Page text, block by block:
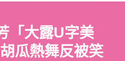
「大露U字美
瓜熱舞反被笑